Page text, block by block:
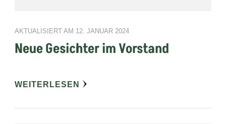
AKTUALISIERT AM 12. JANUAR 2024
Neue Gesichter im Vorstand
WEITERLESEN